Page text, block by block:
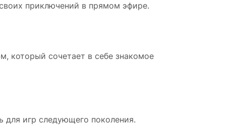
приключений в прямом эфире.
который сочетает в себе знакомое
для игр следующего поколения.